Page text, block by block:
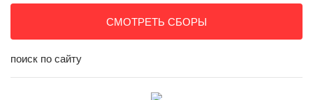
СМОТРЕТЬ СБОРЫ
поиск по сайту